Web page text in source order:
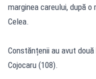
marginea careului, după
Celea.
Constănțenii au avut
Cojocaru (108).